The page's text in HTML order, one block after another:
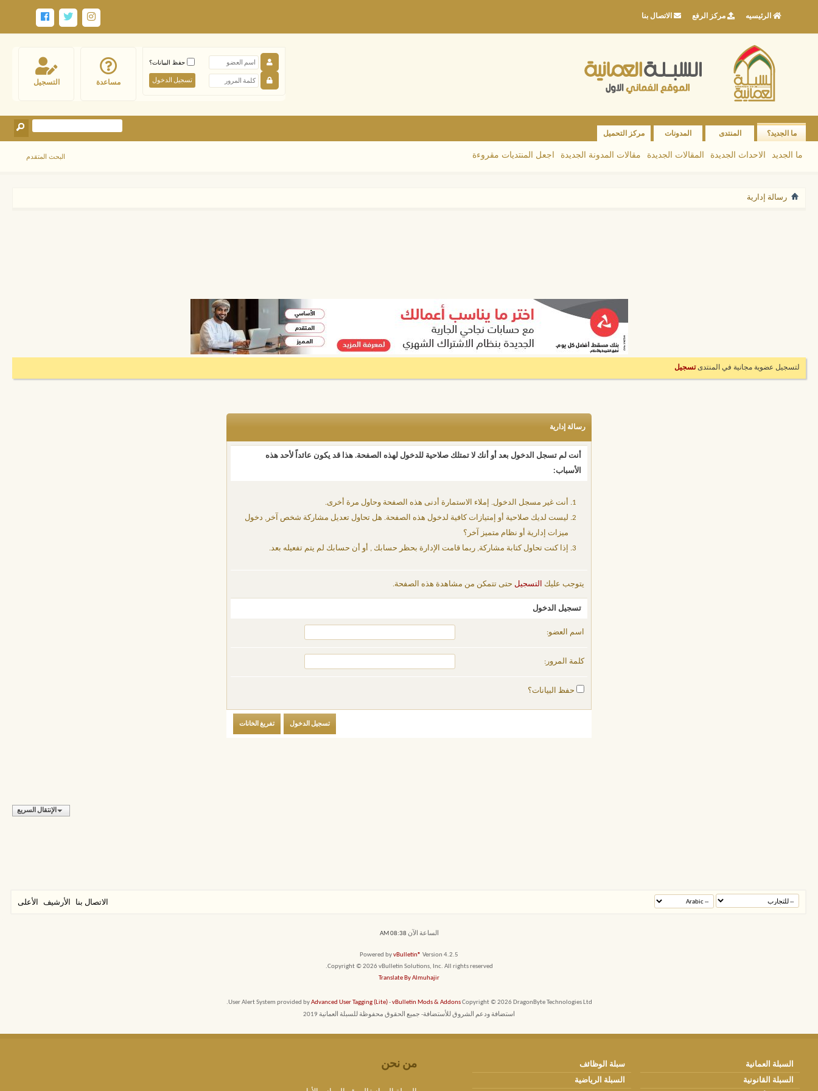
الرئيسيه مركز الرفع الاتصال بنا
التسجيل مساعدة
حفظ البيانات؟
ما الجديد؟
ما الجديد الاحداث الجديدة المقالات الجديدة مقالات المدونة الجديدة اجعل المنتديات مقروءة
المنتدى المدونات مركز التحميل
البحث المتقدم
رسالة إدارية
لتسجيل عضوية مجانية في المنتدىتسجيل
رسالة إدارية
أنت لم تسجل الدخول بعد أو أنك لا تمتلك صلاحية للدخول لهذه الصفحة. هذا قد يكون عائداً لأحد هذه
الأسباب:
أنت غير مسجل الدخول. إملاء الاستمارة أدنى هذه الصفحة وحاول مرة أخرى.
ليست لديك صلاحية أو إمتيازات كافية لدخول هذه الصفحة. هل تحاول تعديل مشاركة شخص آخر, دخول
ميزات إدارية أو نظام متميز آخر؟
إذا كنت تحاول كتابة مشاركة, ربما قامت الإدارة بحظر حسابك , أو أن حسابك لم يتم تفعيله بعد.
يتوجب عليك التسجيل حتى تتمكن من مشاهدة هذه الصفحة.
تسجيل الدخول
اسم العضو:
كلمة المرور:
حفظ البيانات؟
الإنتقال السريع
الاتصال بنا الأرشيف الأعلى
الساعة الآن 08:38 AM
Powered byvBulletin® Version 4.2.5
Copyright © 2026 vBulletin Solutions, Inc. All rights reserved.
Translate By Almuhajir
User Alert System provided byAdvanced User Tagging (Lite)-vBulletin Mods & AddonsCopyright © 2026 DragonByte Technologies Ltd.
استضافة ودعم الشروق للأستضافة- جميع الحقوق محفوظة للسبلة العمانية 2019
السبلة العمانية
سبلة الوظائف
السبلة القانونية
السبلة الرياضية
من نحن